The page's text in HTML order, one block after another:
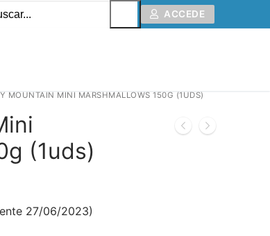
ACCEDE
MOUNTAIN MINI MARSHMALLOWS 150G (1UDS)
(1uds)
27/06/2023)